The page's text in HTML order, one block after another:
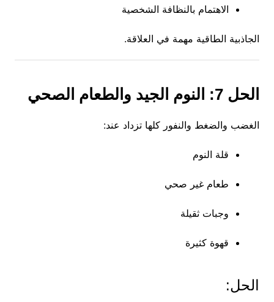
الاهتمام بالنظافة الشخصية
الجاذبية الطاقية مهمة في العلاقة.
الحل 7: النوم الجيد والطعام الصحي
الغضب والضغط والنفور كلها تزداد عند:
قلة النوم
طعام غير صحي
وجبات ثقيلة
قهوة كثيرة
الحل: